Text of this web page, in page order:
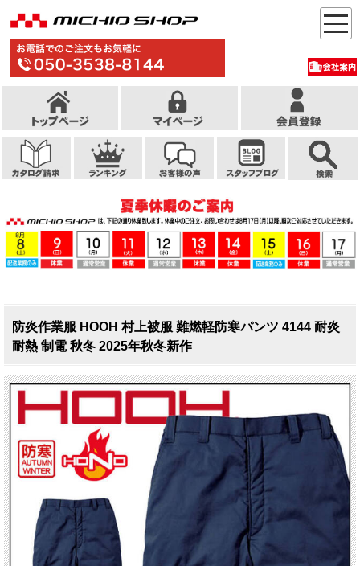
防炎作業服 HOOH 村上被服 難燃軽防寒パンツ 4144 耐炎
耐熱 制電 秋冬 2025年秋冬新作